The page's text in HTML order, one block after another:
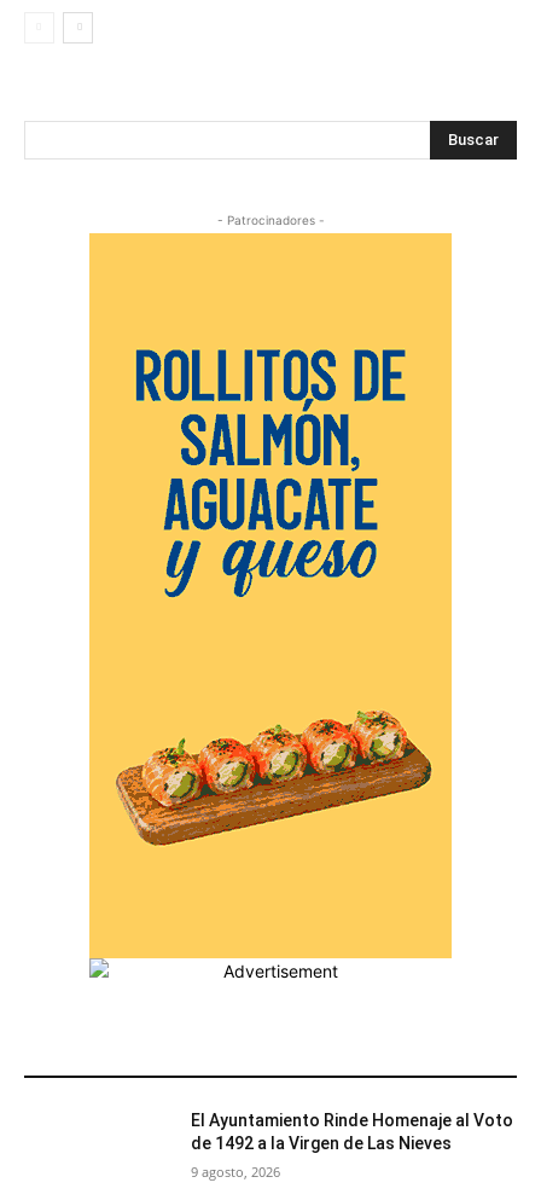
Buscar
- Patrocinadores -
El Ayuntamiento Rinde Homenaje al Voto
de 1492 a la Virgen de Las Nieves
9 agosto, 2026